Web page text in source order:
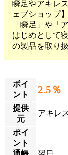
瞬足やアキレ
ェブショップ】
「瞬足」や「
はじめとして
の製品を取り
ポイ
ント
2.5％
提供
元
アキレ
ポイ
ント